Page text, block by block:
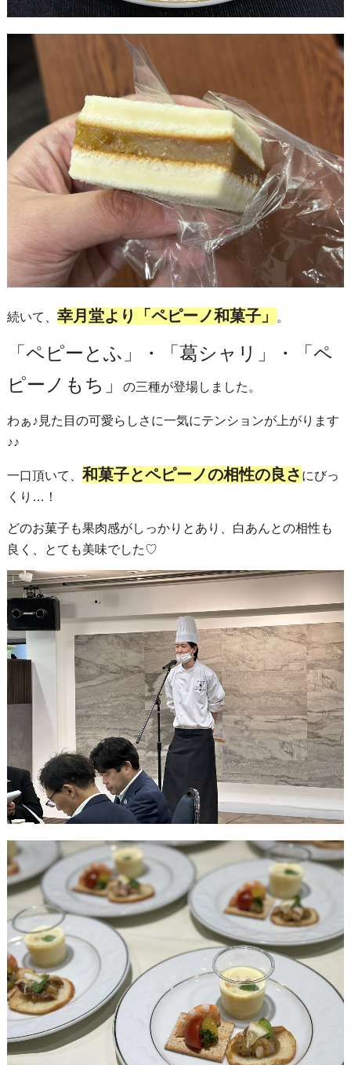
続いて、 幸月堂より「ペピーノ和菓子」 。
「ペピーとふ」・「葛シャリ」・「ペ
ピーノもち」
の三種が登場しました。
わぁ♪見た目の可愛らしさに一気にテンションが上がります
♪♪
一口頂いて、 和菓子とペピーノの相性の良さ にびっ
くり…！
どのお菓子も果肉感がしっかりとあり、白あんとの相性も
良く、とても美味でした♡